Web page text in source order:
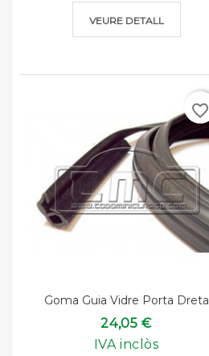
VEURE DETALL
Goma Guia Vidre Porta Dreta
24,05 €
IVA inclòs
favorite_border